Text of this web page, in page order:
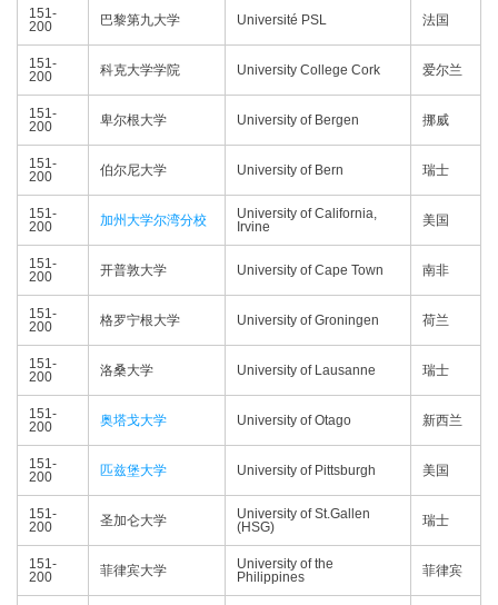
151-
200
巴黎第九大学 Université PSL 法国
151-
200
科克大学学院 University College Cork 爱尔兰
151-
200
卑尔根大学 University of Bergen 挪威
151-
200
伯尔尼大学 University of Bern 瑞士
151-
200
加州大学尔湾分校
University of California,
Irvine
美国
151-
200
开普敦大学 University of Cape Town 南非
151-
200
格罗宁根大学 University of Groningen 荷兰
151-
200
洛桑大学 University of Lausanne 瑞士
151-
200
奥塔戈大学 University of Otago 新西兰
151-
200
匹兹堡大学 University of Pittsburgh 美国
151-
200
圣加仑大学
University of St.Gallen
(HSG)
瑞士
151-
200
菲律宾大学
University of the
Philippines
菲律宾